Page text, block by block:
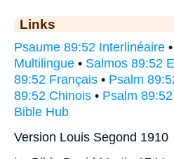
Links
Psaume 89:52 Interlinéaire •
Multilingue • Salmos 89:52
89:52 Français • Psalm
89:52 Chinois • Psalm
Bible Hub
Version Louis Segond 1910